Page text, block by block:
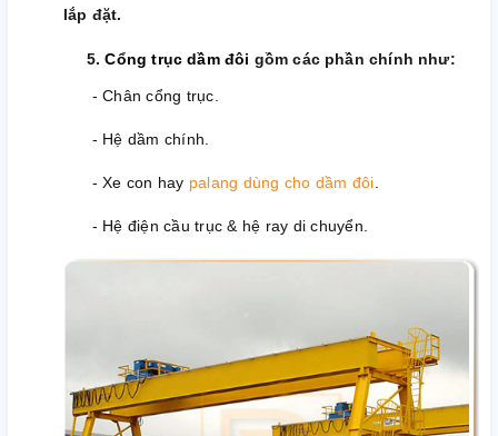
lắp đặt.
5.Cổng trục dầm đôi gồm các phần chính như:
- Chân cổng trục.
- Hệ dầm chính.
- Xe con hay palang dùng cho dầm đôi
- Hệ điện cầu trục & hệ ray di chuyển.